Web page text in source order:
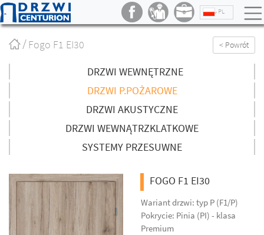
PL
StronaFogo F1 EI30 < Powrót
DRZWI WEWNĘTRZNE
DRZWI P.POŻAROWE
DRZWI AKUSTYCZNE
DRZWI WEWNĄTRZKLATKOWE
SYSTEMY PRZESUWNE
FOGO F1 EI30
Wariant drzwi: typ P (F1/P)
Pokrycie: Pinia (PI) - klasa
Premium